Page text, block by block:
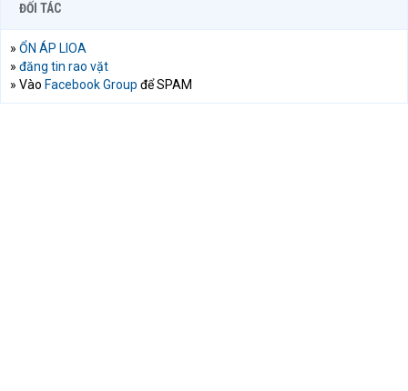
ĐỐI TÁC
» ỔN ÁP LIOA
» đăng tin rao vặt
» Vào Facebook Group để SPAM